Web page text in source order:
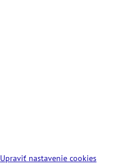
Upraviť nastavenie cookies